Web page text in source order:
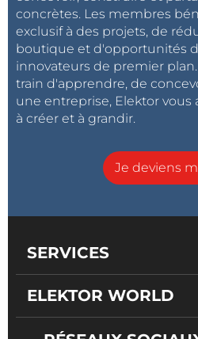
concrètes. Les membres
exclusif à des projets, de
boutique et d'opportunités
innovateurs de premier
train d'apprendre, de
une entreprise, Elektor vous
à créer et à grandir.
Je deviens
SERVICES
ELEKTOR WORLD